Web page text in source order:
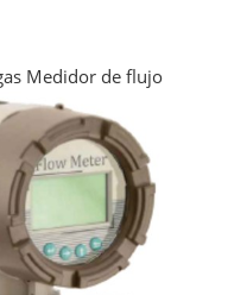
Medidor de flujo